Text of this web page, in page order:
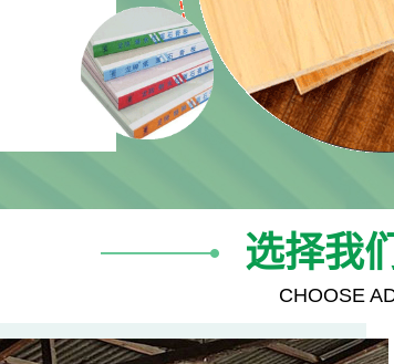
选择我
CHOOSE